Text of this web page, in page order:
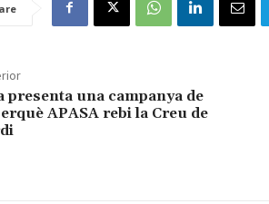
presenta una campanya de
APASA rebi la Creu de